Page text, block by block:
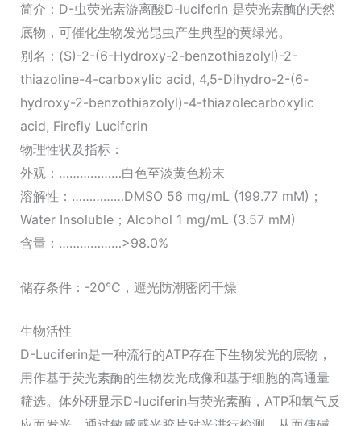
简介：D-虫荧光素游离酸D-luciferin 是荧光素酶的天然
底物，可催化生物发光昆虫产生典型的黄绿光。
别名：(S)-2-(6-Hydroxy-2-benzothiazolyl)-2-
thiazoline-4-carboxylic acid, 4,5-Dihydro-2-(6-
hydroxy-2-benzothiazolyl)-4-thiazolecarboxylic
acid, Firefly Luciferin
物理性状及指标：
外观：………………白色至淡黄色粉末
溶解性：……………DMSO 56 mg/mL (199.77 mM)；
Water Insoluble；Alcohol 1 mg/mL (3.57 mM)
含量：………………>98.0%
储存条件：-20℃，避光防潮密闭干燥
生物活性
D-Luciferin是一种流行的ATP存在下生物发光的底物，
用作基于荧光素酶的生物发光成像和基于细胞的高通量
筛选。体外研显示D-luciferin与荧光素酶，ATP和氧气反